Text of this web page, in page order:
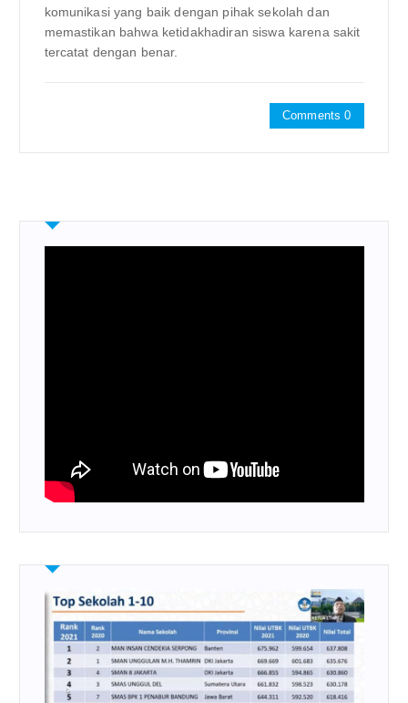
komunikasi yang baik dengan pihak sekolah dan
memastikan bahwa ketidakhadiran siswa karena sakit
tercatat dengan benar.
Comments 0